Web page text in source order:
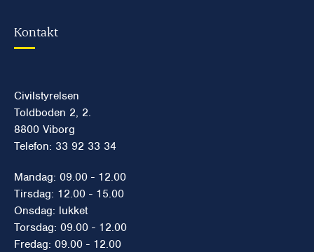
Kontakt
Civilstyrelsen
Toldboden 2, 2.
8800 Viborg
Telefon: 33 92 33 34
Mandag: 09.00 - 12.00
Tirsdag: 12.00 - 15.00
Onsdag: lukket
Torsdag: 09.00 - 12.00
Fredag: 09.00 - 12.00